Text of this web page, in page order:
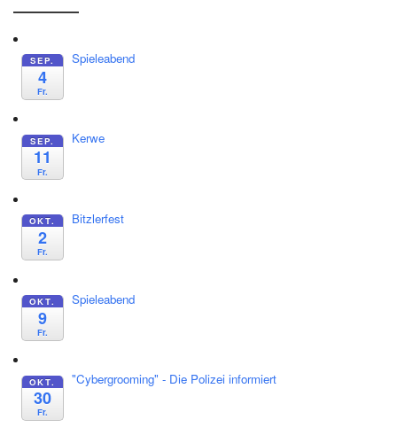
SEP.
4
Fr.
Spieleabend
SEP.
11
Fr.
Kerwe
OKT.
2
Fr.
Bitzlerfest
OKT.
9
Fr.
Spieleabend
OKT.
30
Fr.
"Cybergrooming" - Die Polizei informiert